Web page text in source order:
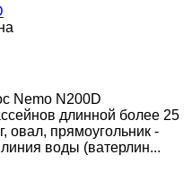
Nemo N200D
длинной более 25
овал, прямоугольник -
воды (ватерлин...